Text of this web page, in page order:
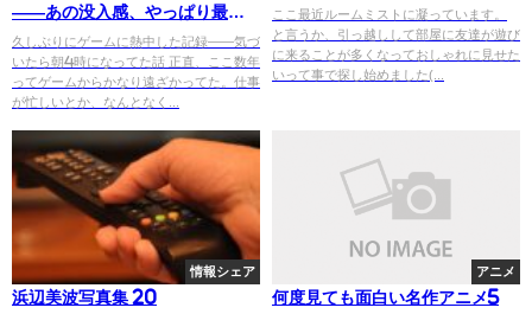
——あの没入感、やっぱり最高
だった
久しぶりにゲームに熱中した記録——気づ
いたら朝4時になってた話 正直、ここ数年
ってゲームからかなり遠ざかってた。仕事
が忙しいとか、なんとなく...
ここ最近ルームミストに凝っています。
と言うか、引っ越しして部屋に友達が遊び
に来ることが多くなっておしゃれに見せた
いって事で探し始めました(...
情報シェア
浜辺美波写真集 20
アニメ
何度見ても面白い名作アニメ5